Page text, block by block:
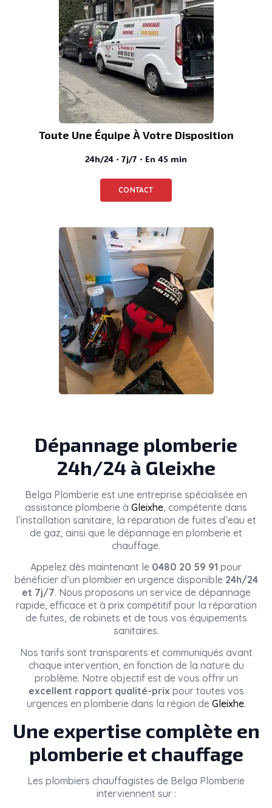
Toute Une Équipe À Votre Disposition
24h/24 · 7j/7 · En 45 min
CONTACT
Dépannage plomberie
24h/24 à Gleixhe
Belga Plomberie est une entreprise spécialisée en
assistance plomberie à Gleixhe, compétente dans
l’installation sanitaire, la réparation de fuites d’eau et
de gaz, ainsi que le dépannage en plomberie et
chauffage.
Appelez dès maintenant le 0480 20 59 91 pour
bénéficier d’un plombier en urgence disponible 24h/24
et 7j/7. Nous proposons un service de dépannage
rapide, efficace et à prix compétitif pour la réparation
de fuites, de robinets et de tous vos équipements
sanitaires.
Nos tarifs sont transparents et communiqués avant
chaque intervention, en fonction de la nature du
problème. Notre objectif est de vous offrir un
excellent rapport qualité-prix pour toutes vos
urgences en plomberie dans la région de Gleixhe.
Une expertise complète en
plomberie et chauffage
Les plombiers chauffagistes de Belga Plomberie
interviennent sur :